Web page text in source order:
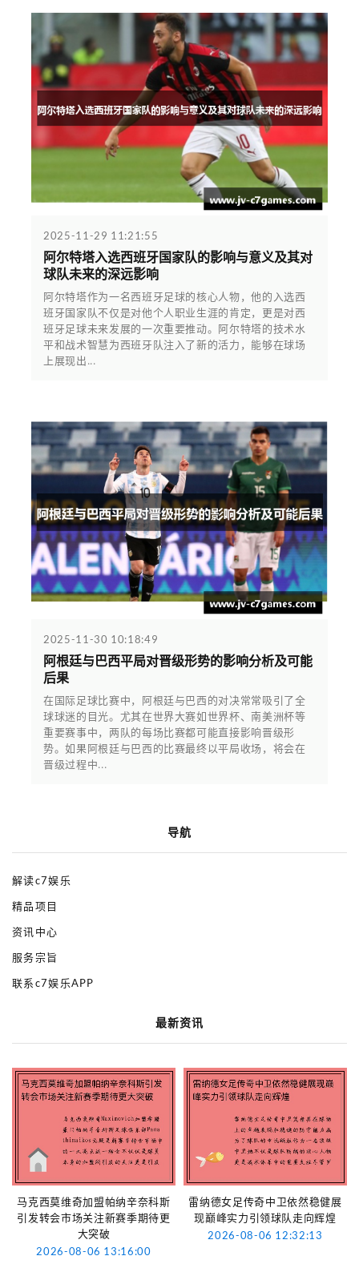
2025-11-29 11:21:55
阿尔特塔入选西班牙国家队的影响与意义及其对
球队未来的深远影响
阿尔特塔作为一名西班牙足球的核心人物，他的入选西
班牙国家队不仅是对他个人职业生涯的肯定，更是对西
班牙足球未来发展的一次重要推动。阿尔特塔的技术水
平和战术智慧为西班牙队注入了新的活力，能够在球场
上展现出...
2025-11-30 10:18:49
阿根廷与巴西平局对晋级形势的影响分析及可能
后果
在国际足球比赛中，阿根廷与巴西的对决常常吸引了全
球球迷的目光。尤其在世界大赛如世界杯、南美洲杯等
重要赛事中，两队的每场比赛都可能直接影响晋级形
势。如果阿根廷与巴西的比赛最终以平局收场，将会在
晋级过程中...
导航
解读c7娱乐
精品项目
资讯中心
服务宗旨
联系c7娱乐APP
最新资讯
马克西莫维奇加盟帕纳辛奈科斯
引发转会市场关注新赛季期待更
大突破
2026-08-06 13:16:00
雷纳德女足传奇中卫依然稳健展
现巅峰实力引领球队走向辉煌
2026-08-06 12:32:13